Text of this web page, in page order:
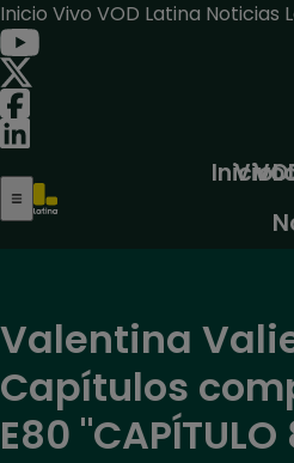
Inicio Vivo VOD Latina Noticias
Inicio
Vivo
Valentina
Capítulos
E80